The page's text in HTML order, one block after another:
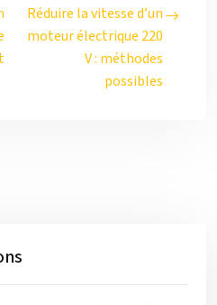
Réduire la vitesse d’un
moteur électrique 220
V : méthodes
possibles